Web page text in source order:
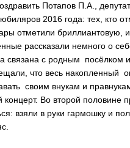
Потапов П.А.,
2016 года: тех, кто
отметили бриллиантовую,
рассказали немного о
связана с родным посёлком
что весь накопленный
своим внукам и
Во второй половине
взяли в руки гармошку и